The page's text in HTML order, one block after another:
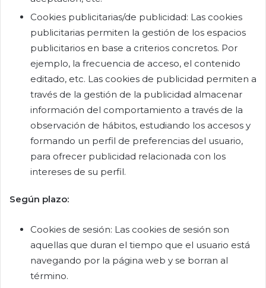
Cookies publicitarias/de publicidad: Las cookies
publicitarias permiten la gestión de los espacios
publicitarios en base a criterios concretos. Por
ejemplo, la frecuencia de acceso, el contenido
editado, etc. Las cookies de publicidad permiten a
través de la gestión de la publicidad almacenar
información del comportamiento a través de la
observación de hábitos, estudiando los accesos y
formando un perfil de preferencias del usuario,
para ofrecer publicidad relacionada con los
intereses de su perfil.
Según plazo:
Cookies de sesión: Las cookies de sesión son
aquellas que duran el tiempo que el usuario está
navegando por la página web y se borran al
término.